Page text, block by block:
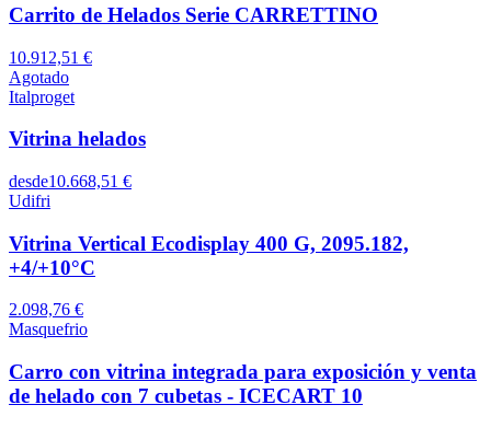
Carrito de Helados Serie CARRETTINO
10.912,51 €
Agotado
Italproget
Vitrina helados
desde10.668,51 €
Udifri
Vitrina Vertical Ecodisplay 400 G, 2095.182,
+4/+10°C
2.098,76 €
Masquefrio
Carro con vitrina integrada para exposición y venta
de helado con 7 cubetas - ICECART 10